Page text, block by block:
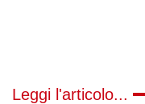
Leggi l'articolo...